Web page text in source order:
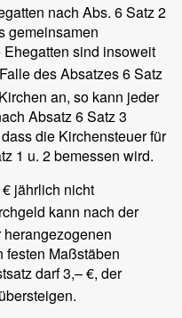
nach Abs. 6 Satz 2
gemeinsamen
Ehegatten sind insoweit
des Absatzes 6 Satz
an, so kann jeder
Absatz 6 Satz 3
die Kirchensteuer für
1 u. 2 bemessen wird.
jährlich nicht
kann nach der
festen Maßstäben
darf 3,– €, der